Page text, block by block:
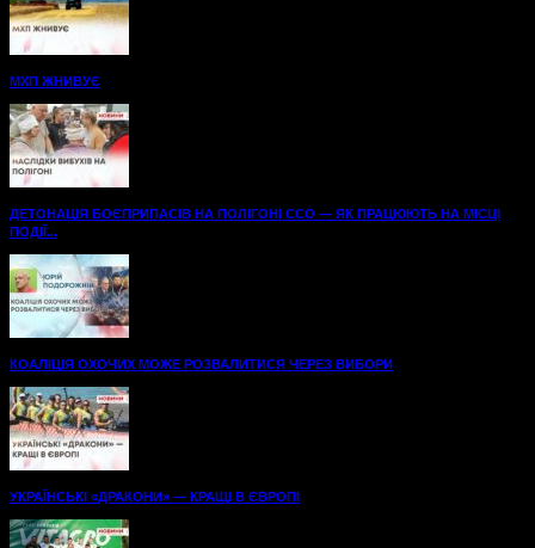
МХП ЖНИВУЄ
ДЕТОНАЦІЯ БОЄПРИПАСІВ НА ПОЛІГОНІ ССО — ЯК ПРАЦЮЮТЬ НА МІСЦІ
ПОДІЇ...
КОАЛІЦІЯ ОХОЧИХ МОЖЕ РОЗВАЛИТИСЯ ЧЕРЕЗ ВИБОРИ
УКРАЇНСЬКІ «ДРАКОНИ» — КРАЩІ В ЄВРОПІ